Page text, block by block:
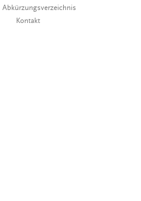
Abkürzungsverzeichnis
Kontakt